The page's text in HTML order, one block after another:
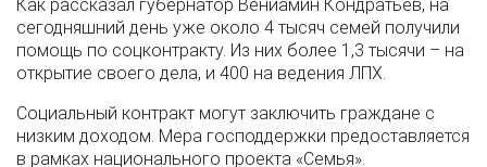
Как рассказал губернатор Вениамин Кондратьев, на
сегодняшний день уже около 4 тысяч семей получили
помощь по соцконтракту. Из них более 1,3 тысячи – на
открытие своего дела, и 400 на ведения ЛПХ.
Социальный контракт могут заключить граждане с
низким доходом. Мера господдержки предоставляется
в рамках национального проекта «Семья».